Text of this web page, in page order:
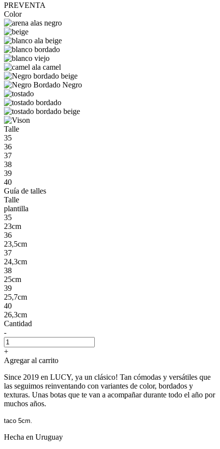
PREVENTA
Color
Talle
35
36
37
38
39
40
Guía de talles
Talle
plantilla
35
23cm
36
23,5cm
37
24,3cm
38
25cm
39
25,7cm
40
26,3cm
Cantidad
-
+
Agregar al carrito
Since 2019 en LUCY, ya un clásico! Tan cómodas y versátiles que
las seguimos reinventando con variantes de color, bordados y
texturas. Unas botas que te van a acompañar durante todo el año por
muchos años.
taco 5cm.
Hecha en Uruguay